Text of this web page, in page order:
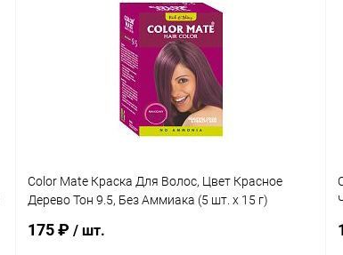
Color Mate Краска Для Волос, Цвет Красное
Дерево Тон 9.5, Без Аммиака (5 шт. х 15 г)
175 ₽ / шт.